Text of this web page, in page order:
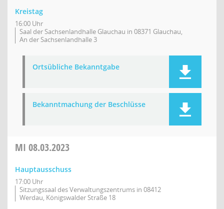
Kreistag
16:00 Uhr
Saal der Sachsenlandhalle Glauchau in 08371 Glauchau,
An der Sachsenlandhalle 3
Ortsübliche Bekanntgabe
Bekanntmachung der Beschlüsse
MI 08.03.2023
Hauptausschuss
17:00 Uhr
Sitzungssaal des Verwaltungszentrums in 08412
Werdau, Königswalder Straße 18